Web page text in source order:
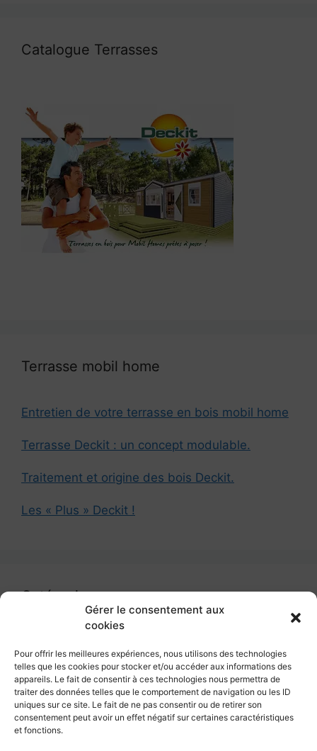
Gérer le consentement aux
cookies
Pour offrir les meilleures expériences, nous utilisons des technologies
telles que les cookies pour stocker et/ou accéder aux informations des
appareils. Le fait de consentir à ces technologies nous permettra de
traiter des données telles que le comportement de navigation ou les ID
uniques sur ce site. Le fait de ne pas consentir ou de retirer son
consentement peut avoir un effet négatif sur certaines caractéristiques
et fonctions.
Catalogue Terrasses
Terrasse mobil home
Entretien de votre terrasse en bois mobil home
Terrasse Deckit : un concept modulable.
Traitement et origine des bois Deckit.
Les « Plus » Deckit !
Catégories
Deckit – Terrasses pour mobil home
286 Route de Lille – 62660 Beuvry – France